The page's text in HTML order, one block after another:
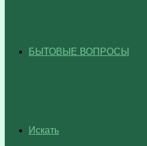
БЫТОВЫЕ ВОПРОСЫ
Искать